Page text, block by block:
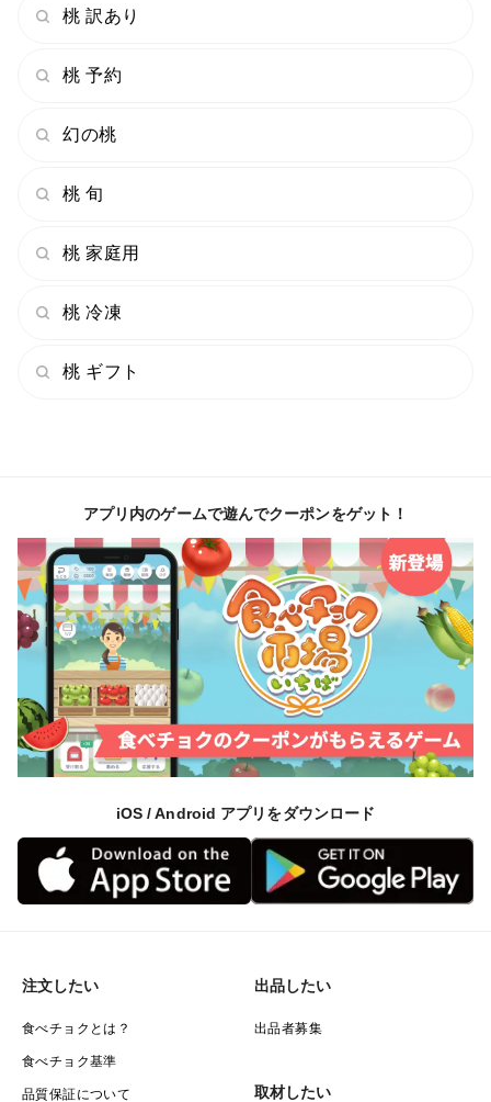
桃 訳あり
桃 予約
幻の桃
桃 旬
桃 家庭用
桃 冷凍
桃 ギフト
アプリ内のゲームで遊んでクーポンをゲット！
iOS / Android アプリをダウンロード
注文したい
食べチョクとは？
食べチョク基準
品質保証について
出品したい
出品者募集
取材したい